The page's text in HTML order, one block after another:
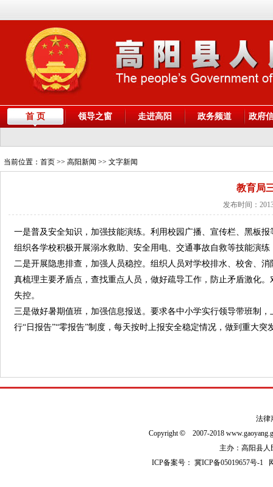
首 页 领导之窗 走进高阳 政务频道 政府
当前位置： 首页 >> 高阳新闻 >> 文字新闻
教育局
发布时间：
一是普及安全知识，加强技能演练。利用校园广播、宣传栏、黑板
组织各学校积极开展溺水救助、安全用电、交通事故自救等技能演
二是开展隐患排查，加强人员稳控。组织人员对学校排水、校舍、
真梳理主要矛盾点，查找重点人员，做好疏导工作，防止矛盾激化
失控。
三是做好暑期值班，加强信息报送。要求各中小学实行领导带班制
行“日报告”“零报告”制度，每天按时上报安全稳定情况，做到重大
法律
Copyright© 2007-2018
主办：高阳县人
ICP备案号：冀ICP备05019657号-1